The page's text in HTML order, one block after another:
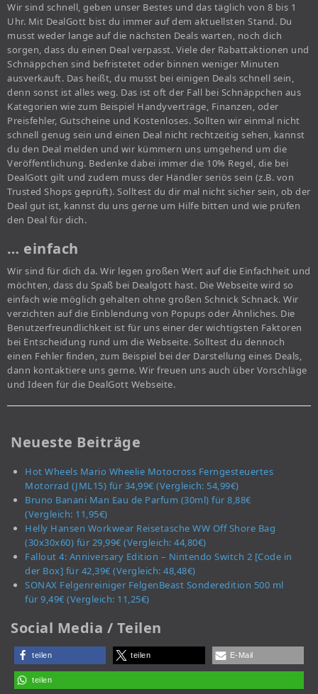
Wir sind schnell, geben unser Bestes und das täglich von 8 bis 1
Uhr. Mit DealGott bist du immer auf dem aktuellsten Stand. Du
musst weder lange auf die nächsten Deals warten, noch dich
sorgen, dass du einen Deal verpasst. Viele der Rabattaktionen und
Schnäppchen sind befristetet oder binnen weniger Minuten
ausverkauft. Das heißt, du musst bei einigen Deals schnell sein,
denn sonst ist alles weg. Das ist oft der Fall bei Schnäppchen aus
Kategorien wie zum Beispiel Handyverträge, Finanzen, oder
Preisfehler, Gutscheine und Kostenloses. Sollten wir einmal nicht
schnell genug sein und einen Deal nicht rechtzeitig sehen, kannst
du den Deal melden und wir kümmern uns umgehend um die
Veröffentlichung. Bedenke dabei immer die 10% Regel, die bei
DealGott gilt und zudem muss der Händler seriös sein (z.B. von
Trusted Shops geprüft). Solltest du dir mal nicht sicher sein, ob der
Deal gut ist, kannst du uns gerne um Hilfe bitten und wie prüfen
den Deal für dich.
… einfach
Wir sind für dich da. Wir legen großen Wert auf die Einfachheit und
möchten, dass du Spaß bei Dealgott hast. Die Webseite wird so
einfach wie möglich gehalten ohne großen Schnick Schnack. Wir
verzichten auf die Einblendung von Popups oder Ähnliches. Die
Benutzerfreundlichkeit ist für uns einer der wichtigsten Faktoren
bei Entscheidung rund um die Webseite. Solltest du dennoch
einen Fehler finden, zum Beispiel bei der Darstellung eines Deals,
dann kontaktiere uns gerne. Wir freuen uns auch über Vorschläge
und Ideen für die DealGott Webseite.
Neueste Beiträge
Hot Wheels Mario Wheelie Motocross Ferngesteuertes
Motorrad (JML15) für 34,99€ (Vergleich: 54,99€)
Bruno Banani Man Eau de Parfum (30ml) für 8,88€
(Vergleich: 11,95€)
Helly Hansen Workwear Reisetasche WW Off Shore Bag
(30x30x60) für 29,99€ (Vergleich: 44,80€)
Fallout 4: Anniversary Edition – Nintendo Switch 2 [Code in
der Box] für 42,39€ (Vergleich: 48,48€)
SONAX Felgenreiniger FelgenBeast Sonderedition 500 ml
für 9,49€ (Vergleich: 11,25€)
Social Media / Teilen
teilen teilen E-Mail
teilen